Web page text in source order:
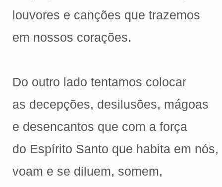
louvores e canções que trazemos
em nossos corações.
Do outro lado tentamos colocar
as decepções, desilusões, mágoas
e desencantos que com a força
do Espírito Santo que habita em nós,
voam e se diluem, somem,